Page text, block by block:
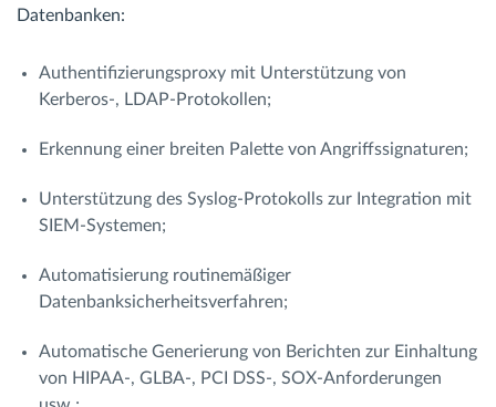
Datenbanken:
Authentifizierungsproxy mit Unterstützung von
Kerberos-, LDAP-Protokollen;
Erkennung einer breiten Palette von Angriffssignaturen;
Unterstützung des Syslog-Protokolls zur Integration mit
SIEM-Systemen;
Automatisierung routinemäßiger
Datenbanksicherheitsverfahren;
Automatische Generierung von Berichten zur Einhaltung
von HIPAA-, GLBA-, PCI DSS-, SOX-Anforderungen